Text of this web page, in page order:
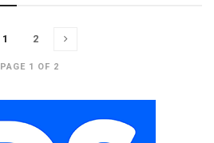
PAGE 1 OF 2
1 2